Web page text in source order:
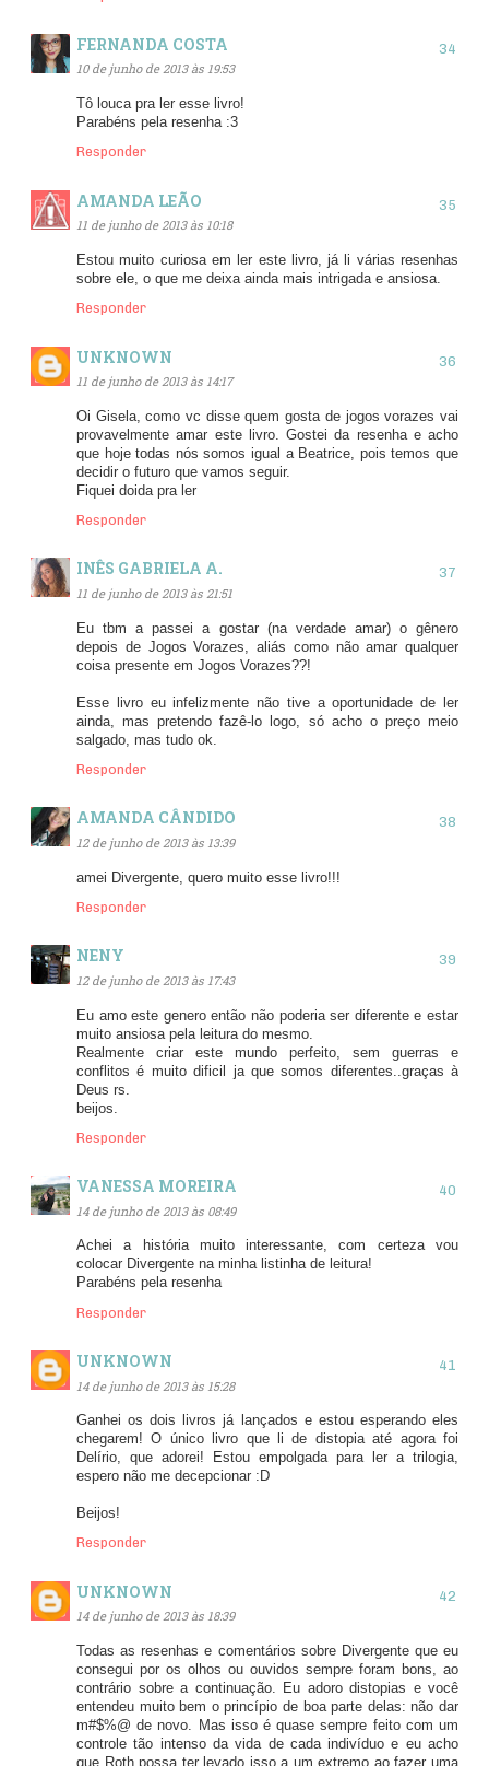
FERNANDA COSTA
10 de junho de 2013 às 19:53
Tô louca pra ler esse livro!
Parabéns pela resenha :3
Responder
AMANDA LEÃO
11 de junho de 2013 às 10:18
Estou muito curiosa em ler este livro, já li várias resenhas
sobre ele, o que me deixa ainda mais intrigada e ansiosa.
Responder
UNKNOWN
11 de junho de 2013 às 14:17
Oi Gisela, como vc disse quem gosta de jogos vorazes vai
provavelmente amar este livro. Gostei da resenha e acho
que hoje todas nós somos igual a Beatrice, pois temos que
decidir o futuro que vamos seguir.
Fiquei doida pra ler
Responder
INÊS GABRIELA A.
11 de junho de 2013 às 21:51
Eu tbm a passei a gostar (na verdade amar) o gênero
depois de Jogos Vorazes, aliás como não amar qualquer
coisa presente em Jogos Vorazes??!
Esse livro eu infelizmente não tive a oportunidade de ler
ainda, mas pretendo fazê-lo logo, só acho o preço meio
salgado, mas tudo ok.
Responder
AMANDA CÂNDIDO
12 de junho de 2013 às 13:39
amei Divergente, quero muito esse livro!!!
Responder
NENY
12 de junho de 2013 às 17:43
Eu amo este genero então não poderia ser diferente e estar
muito ansiosa pela leitura do mesmo.
Realmente criar este mundo perfeito, sem guerras e
conflitos é muito dificil ja que somos diferentes..graças à
Deus rs.
beijos.
Responder
VANESSA MOREIRA
14 de junho de 2013 às 08:49
Achei a história muito interessante, com certeza vou
colocar Divergente na minha listinha de leitura!
Parabéns pela resenha
Responder
UNKNOWN
14 de junho de 2013 às 15:28
Ganhei os dois livros já lançados e estou esperando eles
chegarem! O único livro que li de distopia até agora foi
Delírio, que adorei! Estou empolgada para ler a trilogia,
espero não me decepcionar :D
Beijos!
Responder
UNKNOWN
14 de junho de 2013 às 18:39
Todas as resenhas e comentários sobre Divergente que eu
consegui por os olhos ou ouvidos sempre foram bons, ao
contrário sobre a continuação. Eu adoro distopias e você
entendeu muito bem o princípio de boa parte delas: não dar
m#$%@ de novo. Mas isso é quase sempre feito com um
controle tão intenso da vida de cada indivíduo e eu acho